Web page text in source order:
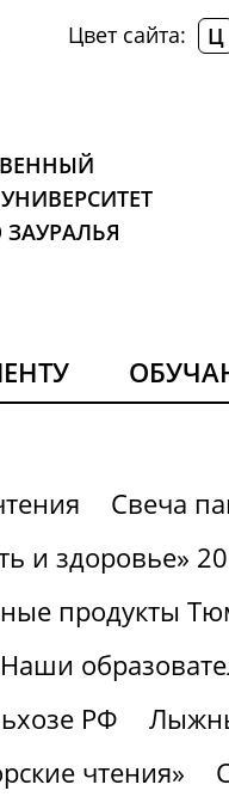
Цвет сайта: Ц
ЗАУРАЛЬЯ
Свеча
и здоровье»
продукты
Наши
РФ
чтения»